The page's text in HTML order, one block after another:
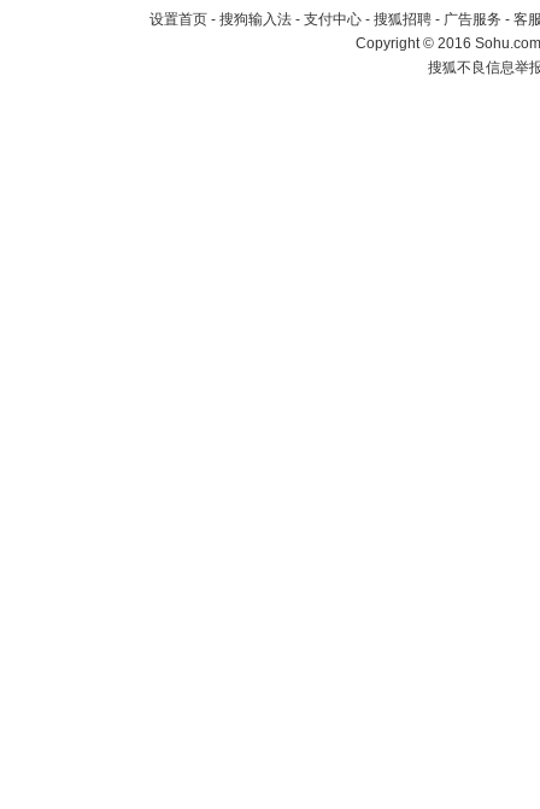
设置首页 - 搜狗输入法 - 支付中心 - 搜狐招聘 - 广告服务 - 客
Copyright©2016
搜狐不良信息举